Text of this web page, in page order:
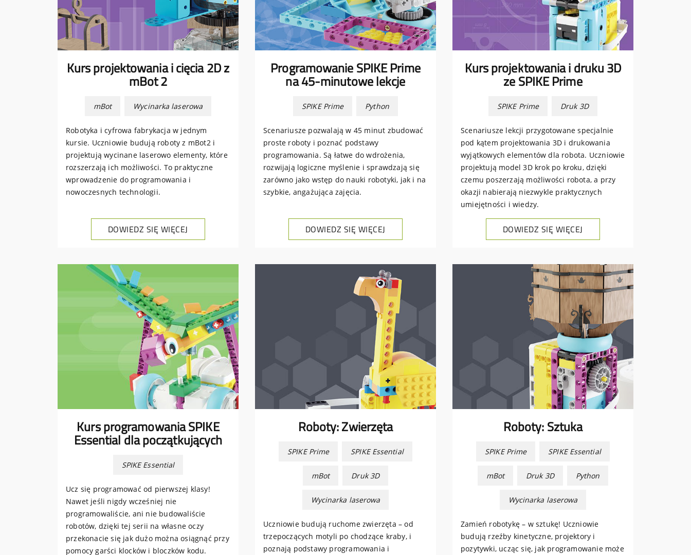
Kurs projektowania i cięcia 2D z
mBot 2
mBot Wycinarka laserowa
Robotyka i cyfrowa fabrykacja w jednym
kursie. Uczniowie budują roboty z mBot2 i
projektują wycinane laserowo elementy, które
rozszerzają ich możliwości. To praktyczne
wprowadzenie do programowania i
nowoczesnych technologii.
DOWIEDZ SIĘ WIĘCEJ
Programowanie SPIKE Prime
na 45-minutowe lekcje
SPIKE Prime Python
Scenariusze pozwalają w 45 minut zbudować
proste roboty i poznać podstawy
programowania. Są łatwe do wdrożenia,
rozwijają logiczne myślenie i sprawdzają się
zarówno jako wstęp do nauki robotyki, jak i na
szybkie, angażująca zajęcia.
DOWIEDZ SIĘ WIĘCEJ
Kurs projektowania i druku 3D
ze SPIKE Prime
SPIKE Prime Druk 3D
Scenariusze lekcji przygotowane specjalnie
pod kątem projektowania 3D i drukowania
wyjątkowych elementów dla robota. Uczniowie
projektują model 3D krok po kroku, dzięki
czemu poszerzają możliwości robota, a przy
okazji nabierają niezwykle praktycznych
umiejętności i wiedzy.
DOWIEDZ SIĘ WIĘCEJ
Kurs programowania SPIKE
Essential dla początkujących
SPIKE Essential
Ucz się programować od pierwszej klasy!
Nawet jeśli nigdy wcześniej nie
programowaliście, ani nie budowaliście
robotów, dzięki tej serii na własne oczy
przekonacie się jak dużo można osiągnąć przy
pomocy garści klocków i bloczków kodu.
Roboty: Zwierzęta
SPIKE Prime SPIKE Essential
mBot Druk 3D
Wycinarka laserowa
Uczniowie budują ruchome zwierzęta – od
trzepoczących motyli po chodzące kraby, i
poznają podstawy programowania i
Roboty: Sztuka
SPIKE Prime SPIKE Essential
mBot Druk 3D Python
Wycinarka laserowa
Zamień robotykę – w sztukę! Uczniowie
budują rzeźby kinetyczne, projektory i
pozytywki, ucząc się, jak programowanie może